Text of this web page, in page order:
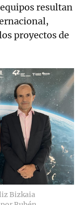
resultan
proyectos de
Bizkaia